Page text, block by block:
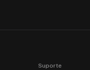
Suporte